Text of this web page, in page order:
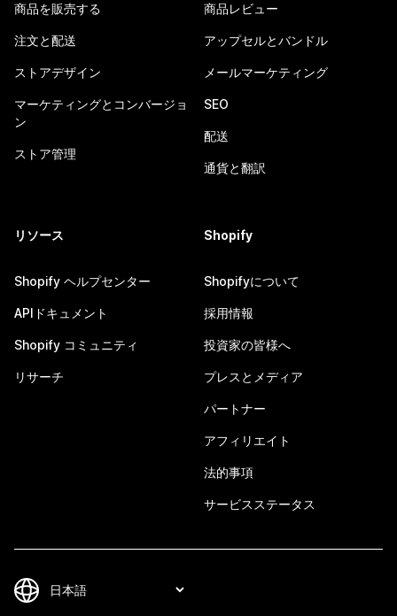
商品を販売する
注文と配送
ストアデザイン
マーケティングとコンバージョ
ン
ストア管理
商品レビュー
アップセルとバンドル
メールマーケティング
SEO
配送
通貨と翻訳
リソース
Shopify ヘルプセンター
APIドキュメント
Shopify コミュニティ
リサーチ
Shopify
Shopifyについて
採用情報
投資家の皆様へ
プレスとメディア
パートナー
アフィリエイト
法的事項
サービスステータス